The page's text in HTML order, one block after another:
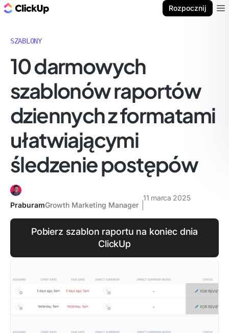
Rozpocznij
SZABLONY
10 darmowych
szablonów raportów
dziennych z formatami
ułatwiającymi
śledzenie postępów
PraburamGrowth Marketing Manager
11 marca 2025
Pobierz szablon raportu na koniec dnia
ClickUp